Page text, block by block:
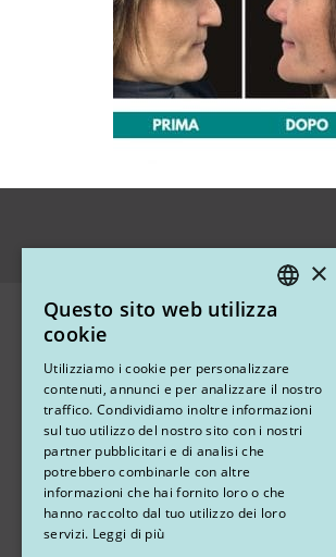
Instagram
×
Questo sito web utilizza
cookie
Utilizziamo i cookie per personalizzare
contenuti, annunci e per analizzare il nostro
traffico. Condividiamo inoltre informazioni
sul tuo utilizzo del nostro sito con i nostri
partner pubblicitari e di analisi che
potrebbero combinarle con altre
informazioni che hai fornito loro o che
hanno raccolto dal tuo utilizzo dei loro
servizi. Leggi di più